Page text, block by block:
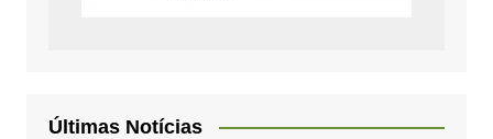
Últimas Notícias